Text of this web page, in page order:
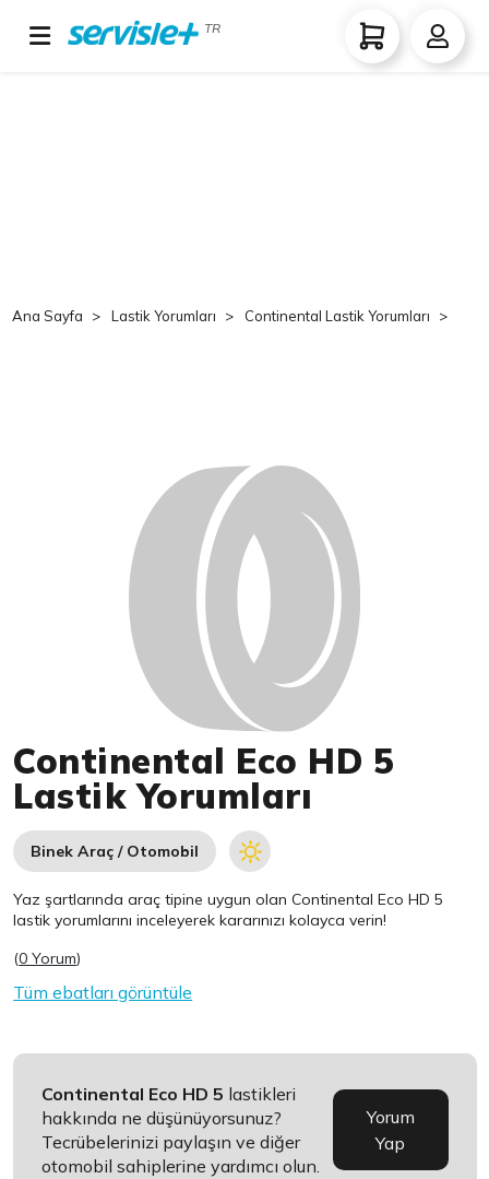
TR
Ana Sayfa Lastik Yorumları Continental Lastik Yorumları
Continental Eco HD 5
Lastik Yorumları
Binek Araç / Otomobil
Yaz şartlarında araç tipine uygun olanContinental Eco HD 5
lastik yorumlarını inceleyerek kararınızı kolayca verin!
(0 Yorum)
Tüm ebatları görüntüle
Continental Eco HD 5 lastikleri
hakkında ne düşünüyorsunuz?
Tecrübelerinizi paylaşın ve diğer
otomobil sahiplerine yardımcı olun.
Yorum
Yap